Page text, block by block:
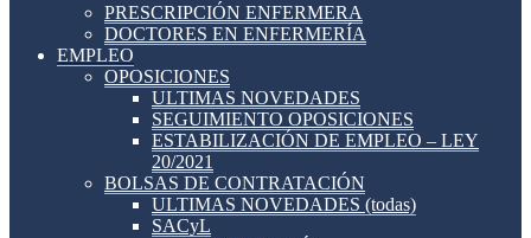
PRESCRIPCIÓN ENFERMERA
DOCTORES EN ENFERMERÍA
EMPLEO
OPOSICIONES
ULTIMAS NOVEDADES
SEGUIMIENTO OPOSICIONES
ESTABILIZACIÓN DE EMPLEO – LEY
20/2021
BOLSAS DE CONTRATACIÓN
ULTIMAS NOVEDADES (todas)
SACyL